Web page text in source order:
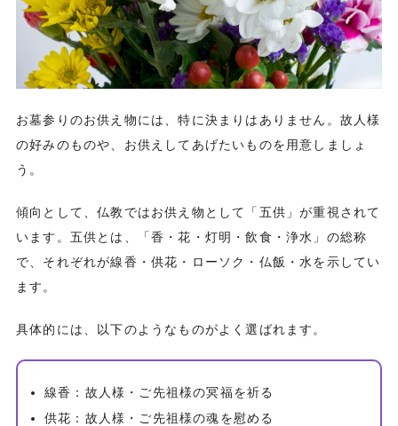
お墓参りのお供え物には、特に決まりはありません。故人様
の好みのものや、お供えしてあげたいものを用意しましょ
う。
傾向として、仏教ではお供え物として「五供」が重視されて
います。五供とは、「香・花・灯明・飲食・浄水」の総称
で、それぞれが線香・供花・ローソク・仏飯・水を示してい
ます。
具体的には、以下のようなものがよく選ばれます。
線香：故人様・ご先祖様の冥福を祈る
供花：故人様・ご先祖様の魂を慰める